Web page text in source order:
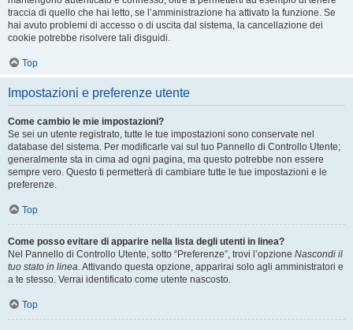
traccia di quello che hai letto, se l’amministrazione ha attivato la funzione. Se
hai avuto problemi di accesso o di uscita dal sistema, la cancellazione dei
cookie potrebbe risolvere tali disguidi.
Top
Impostazioni e preferenze utente
Come cambio le mie impostazioni?
Se sei un utente registrato, tutte le tue impostazioni sono conservate nel
database del sistema. Per modificarle vai sul tuo Pannello di Controllo Utente;
generalmente sta in cima ad ogni pagina, ma questo potrebbe non essere
sempre vero. Questo ti permetterà di cambiare tutte le tue impostazioni e le
preferenze.
Top
Come posso evitare di apparire nella lista degli utenti in linea?
Nel Pannello di Controllo Utente, sotto “Preferenze”, trovi l’opzione Nascondi il
tuo stato in linea. Attivando questa opzione, apparirai solo agli amministratori e
a te stesso. Verrai identificato come utente nascosto.
Top